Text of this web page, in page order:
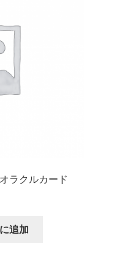
ラクルカード
追加